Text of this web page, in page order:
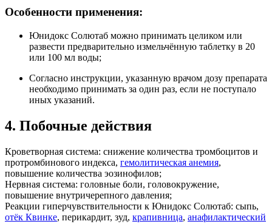
Особенности применения:
Юнидокс Солютаб можно принимать целиком или
развести предварительно измельчённую таблетку в 20
или 100 мл воды;
Согласно инструкции, указанную врачом дозу препарата
необходимо принимать за один раз, если не поступало
иных указаний.
4. Побочные действия
Кроветворная система: снижение количества тромбоцитов и
протромбинового индекса, гемолитическая анемия,
повышение количества эозинофилов;
Нервная система: головные боли, головокружение,
повышение внутричерепного давления;
Реакции гиперчувствительности к Юнидокс Солютаб: сыпь,
отёк Квинке, перикардит, зуд, крапивница, анафилактический